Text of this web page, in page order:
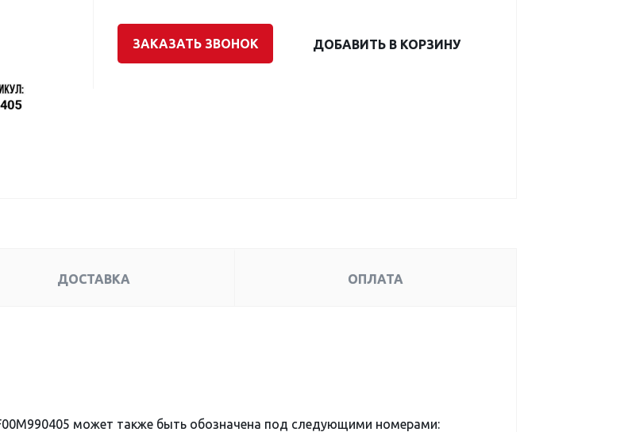
ЗАКАЗАТЬ ЗВОНОК ДОБАВИТЬ В КОРЗИНУ
ДОСТАВКА ОПЛАТА
может также быть обозначена под следующими номерами: